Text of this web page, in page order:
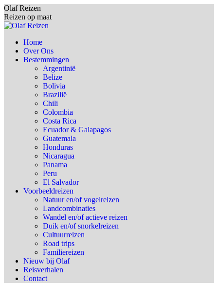
Spring
naar
content
Olaf Reizen
Reizen op maat
Home
Over Ons
Bestemmingen
Argentinië
Belize
Bolivia
Brazilië
Chili
Colombia
Costa Rica
Ecuador & Galapagos
Guatemala
Honduras
Nicaragua
Panama
Peru
El Salvador
Voorbeeldreizen
Natuur en/of vogelreizen
Landcombinaties
Wandel en/of actieve reizen
Duik en/of snorkelreizen
Cultuurreizen
Road trips
Familiereizen
Nieuw bij Olaf
Reisverhalen
Contact